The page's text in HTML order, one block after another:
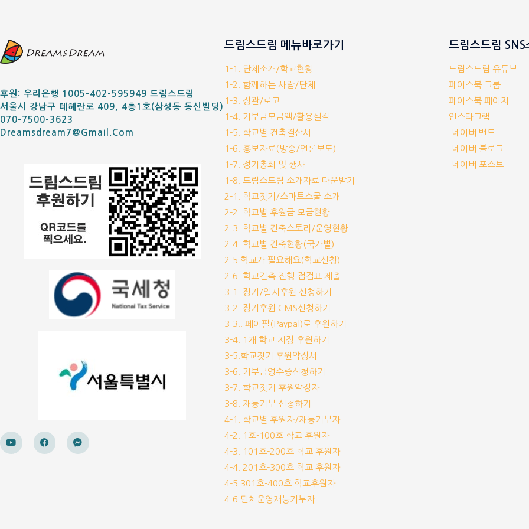
후원: 우리은행 1005-402-595949 드림스드림
서울시 강남구 테헤란로 409, 4층1호(삼성동 동신빌딩)
070-7500-3623
Dreamsdream7@gmail.com
드림스드림 메뉴바로가기
1-1. 단체소개/학교현황
1-2. 함께하는 사람/단체
1-3. 정관/로고
1-4. 기부금모금액/활용실적
1-5. 학교별 건축결산서
1-6. 홍보자료(방송/언론보도)
1-7. 정기총회 및 행사
1-8. 드림스드림 소개자료 다운받기
2-1. 학교짓기/스마트스쿨 소개
2-2. 학교별 후원금 모금현황
2-3. 학교별 건축스토리/운영현황
2-4. 학교별 건축현황(국가별)
2-5 학교가 필요해요(학교신청)
2-6. 학교건축 진행 점검표 제출
3-1. 정기/일시후원 신청하기
3-2. 정기후원 CMS신청하기
3-3.. 페이팔(Paypal)로 후원하기
3-4. 1개 학교 지정 후원하기
3-5.학교짓기 후원약정서
3-6. 기부금영수증신청하기
3-7. 학교짓기 후원약정자
3-8. 재능기부 신청하기
4-1. 학교별 후원자/재능기부자
4-2. 1호-100호 학교 후원자
4-3. 101호-200호 학교 후원자
4-4. 201호-300호 학교 후원자
4-5 301호-400호 학교후원자
4-6 단체운영재능기부자
드림스드림 SNS
드림스드림 유튜브
페이스북 그룹
페이스북 페이지
인스타그램
네이버 밴드
네이버 블로그
네이버 포스트